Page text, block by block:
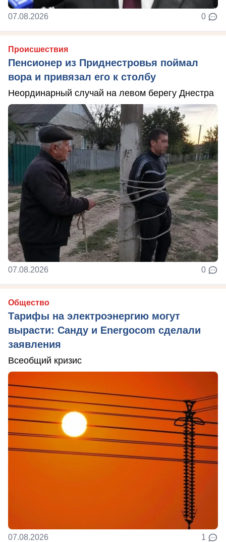
07.08.2026 0
Происшествия
Пенсионер из Приднестровья поймал
вора и привязал его к столбу
Неординарный случай на левом берегу Днестра
07.08.2026 0
Общество
Тарифы на электроэнергию могут
вырасти: Санду и Energocom сделали
заявления
Всеобщий кризис
07.08.2026 1